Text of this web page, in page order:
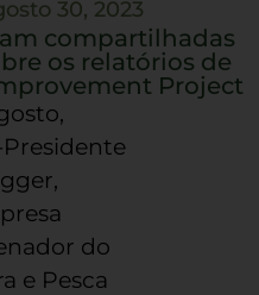
30, 2023
compartilhadas
os relatórios de
Project
do
e Pesca